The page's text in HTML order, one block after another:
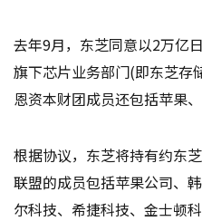
去年9月，东芝同意以2万亿
旗下芯片业务部门(即东芝存
恩资本财团成员还包括苹果
根据协议，东芝将持有约东
联盟的成员包括苹果公司、
尔科技、希捷科技、金士顿科